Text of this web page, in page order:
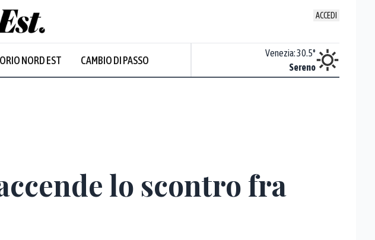
ACCEDI
NORD EST CAMBIO DI PASSO
Sereno
Venezia:30.5°
Sereno
lo scontro fra